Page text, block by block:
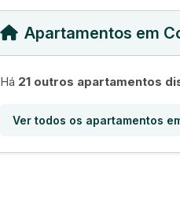
Apartamentos em
Há 21 outros apartamentos
Ver todos os apartamentos